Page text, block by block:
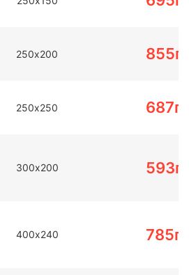
250х200 855
250х250 687
300х200 593
400х240 785